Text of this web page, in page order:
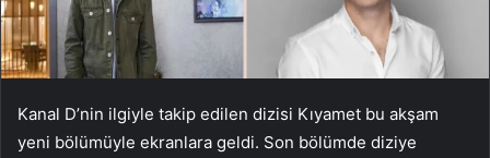
Kanal D’nin ilgiyle takip edilen dizisi Kıyamet bu akşam
yeni bölümüyle ekranlara geldi. Son bölümde diziye